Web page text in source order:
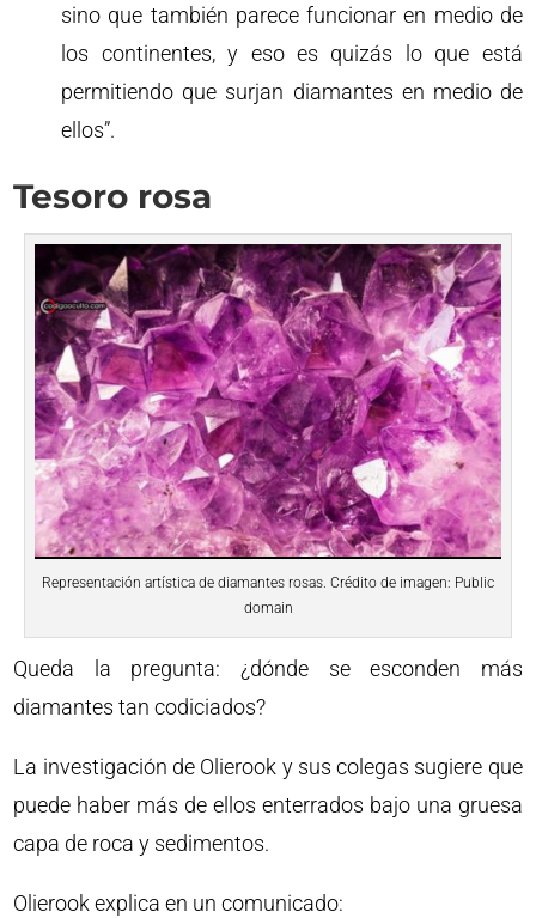
sino que también parece funcionar en medio de
los continentes, y eso es quizás lo que está
permitiendo que surjan diamantes en medio de
ellos”.
Tesoro rosa
Representación artística de diamantes rosas. Crédito de imagen: Public
domain
Queda la pregunta: ¿dónde se esconden más
diamantes tan codiciados?
La investigación de Olierook y sus colegas sugiere que
puede haber más de ellos enterrados bajo una gruesa
capa de roca y sedimentos.
Olierook explica en un comunicado: